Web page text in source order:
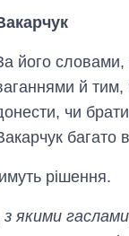
його словами,
й тим,
чи
багато
рішення.
якими